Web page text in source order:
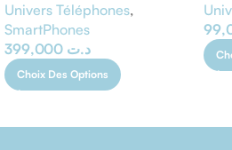
Univers Téléphones,
SmartPhones
د.ت
Choix Des Options